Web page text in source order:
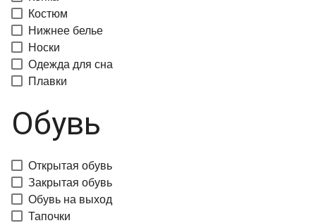
Костюм
Нижнее белье
Носки
Одежда для сна
Плавки
Обувь
Открытая обувь
Закрытая обувь
Обувь на выход
Тапочки